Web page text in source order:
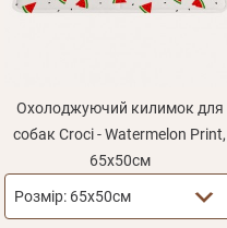
Охолоджуючий килимок для
собак Croci - Watermelon Print,
65х50см
Розмір: 65х50см